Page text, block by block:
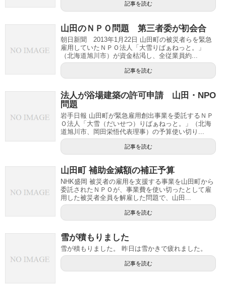
記事を読む
山田のＮＰＯ問題 第三者委が初会合
朝日新聞 2013年1月22日 山田町の被災者らを緊急
雇用していたＮＰＯ法人「大雪りばぁねっと。」
（北海道旭川市）が資金枯渇し、全従業員約...
記事を読む
法人が浴場建築の許可申請 山田・NPO
問題
岩手日報 山田町が緊急雇用創出事業を委託するＮＰ
Ｏ法人「大雪（だいせつ）りばぁねっと。」（北海
道旭川市、岡田栄悟代表理事）の予算使い切り...
記事を読む
山田町 補助金減額の補正予算
NHK盛岡 被災者の雇用を支援する事業を山田町から
委託されたＮＰＯが、事業費を使い切ったとして雇
用した被災者全員を解雇した問題で、山田...
記事を読む
雪が積もりました
雪が積もりました。 昨日は雪かきで疲れました。
記事を読む